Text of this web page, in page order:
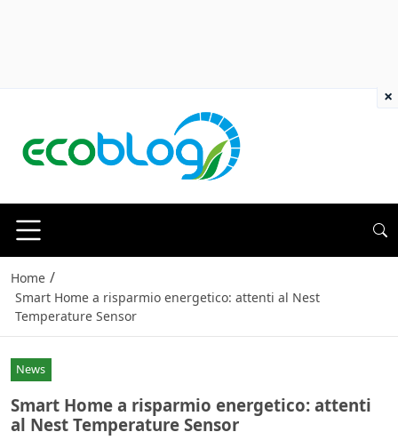
Home /
Smart Home a risparmio energetico: attenti al Nest
Temperature Sensor
News
Smart Home a risparmio energetico: attenti
al Nest Temperature Sensor
×